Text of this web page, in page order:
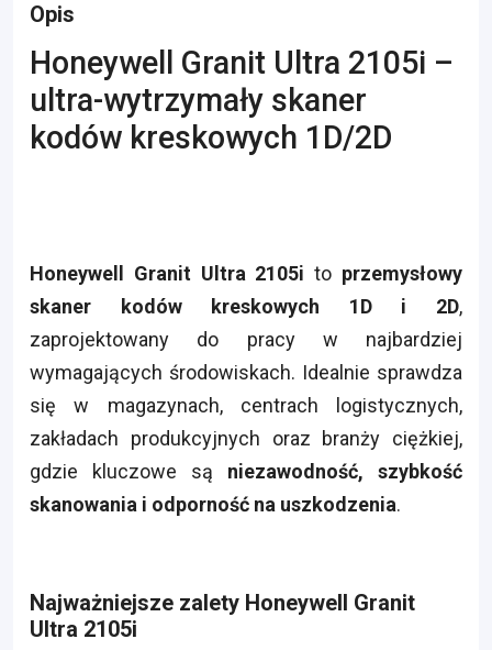
Opis
Honeywell Granit Ultra 2105i –
ultra-wytrzymały skaner
kodów kreskowych 1D/2D
Honeywell Granit Ultra 2105i to przemysłowy
skaner kodów kreskowych 1D i 2D,
zaprojektowany do pracy w najbardziej
wymagających środowiskach. Idealnie sprawdza
się w magazynach, centrach logistycznych,
zakładach produkcyjnych oraz branży ciężkiej,
gdzie kluczowe są niezawodność, szybkość
skanowania i odporność na uszkodzenia.
Najważniejsze zalety Honeywell Granit
Ultra 2105i